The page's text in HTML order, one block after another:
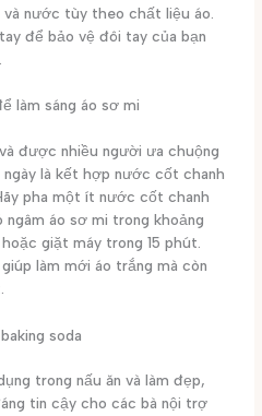
nước tùy theo chất liệu áo.
để bảo vệ đôi tay của bạn
làm sáng áo sơ mi
được nhiều người ưa chuộng
là kết hợp nước cốt chanh
pha một ít nước cốt chanh
áo sơ mi trong khoảng
giặt máy trong 15 phút.
làm mới áo trắng mà còn
soda
trong nấu ăn và làm đẹp,
tin cậy cho các bà nội trợ